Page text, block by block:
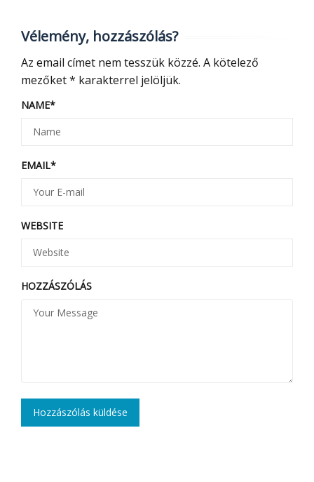
Vélemény, hozzászólás?
Az email címet nem tesszük közzé. A kötelező
mezőket* karakterrel jelöljük.
NAME*
EMAIL*
WEBSITE
HOZZÁSZÓLÁS